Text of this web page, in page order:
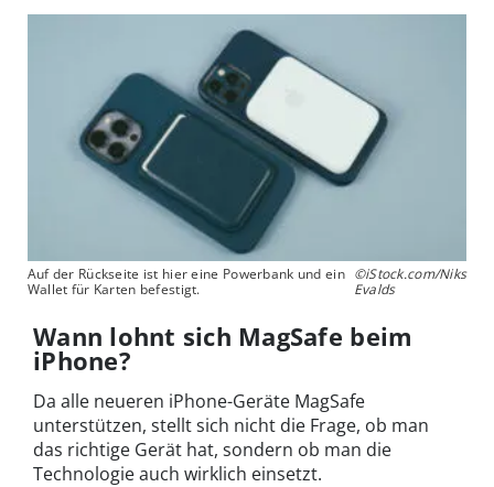
Auf der Rückseite ist hier eine Powerbank und ein
Wallet für Karten befestigt.
©iStock.com/Niks
Evalds
Wann lohnt sich MagSafe beim
iPhone?
Da alle neueren iPhone-Geräte MagSafe
unterstützen, stellt sich nicht die Frage, ob man
das richtige Gerät hat, sondern ob man die
Technologie auch wirklich einsetzt.